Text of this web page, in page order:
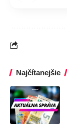
Najčítanejšie